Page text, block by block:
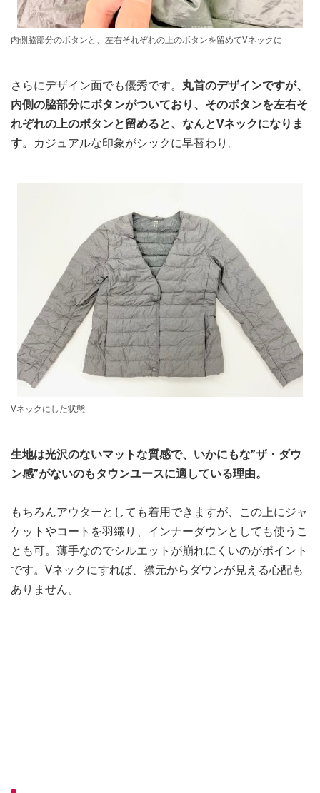
内側脇部分のボタンと、左右それぞれの上のボタンを留めてVネックに
さらにデザイン面でも優秀です。 丸首のデザインですが、
内側の脇部分にボタンがついており、そのボタンを左右そ
れぞれの上のボタンと留めると、なんとVネックになりま
す。
カジュアルな印象がシックに早替わり。
Vネックにした状態
生地は光沢のないマットな質感で、いかにもな”ザ・ダウ
ン感”がないのもタウンユースに適している理由。
もちろんアウターとしても着用できますが、この上にジャ
ケットやコートを羽織り、インナーダウンとしても使うこ
とも可。薄手なのでシルエットが崩れにくいのがポイント
です。Vネックにすれば、襟元からダウンが見える心配も
ありません。